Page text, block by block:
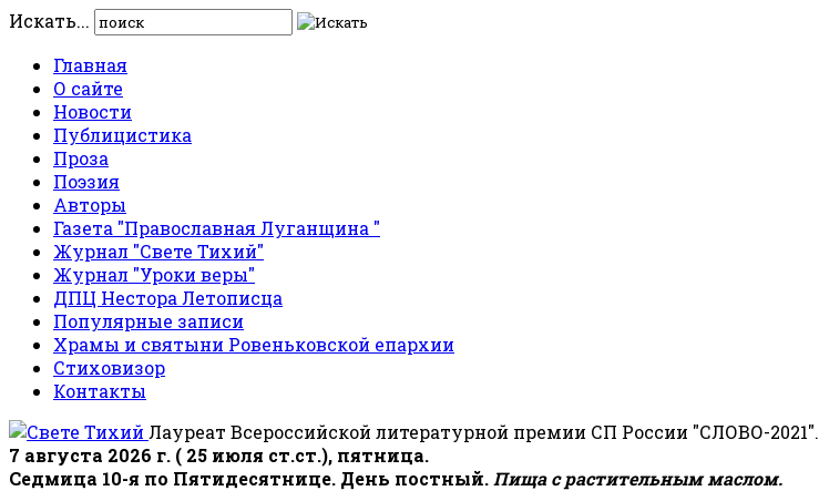
Искать...
Главная
О сайте
Новости
Публицистика
Проза
Поэзия
Авторы
Газета "Православная Луганщина "
Журнал "Свете Тихий"
Журнал "Уроки веры"
ДПЦ Нестора Летописца
Популярные записи
Храмы и святыни Ровеньковской епархии
Стиховизор
Контакты
Лауреат Всероссийской литературной премии СП России "СЛОВО-2021".
7 августа 2026 г. ( 25 июля ст.ст.), пятница.
Седмица 10-я по Пятидесятнице. День постный. Пища с растительным маслом.